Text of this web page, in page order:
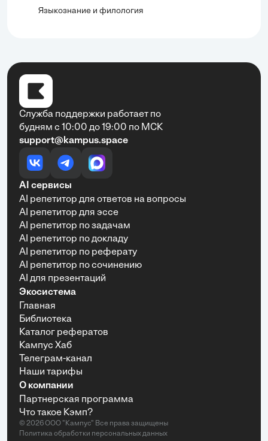
Языкознание и филология
Служба поддержки работает по
будням с 10:00 до 19:00 по МСК
support@kampus.space
AI сервисы
AI репетитор для ответов на вопросы
AI репетитор для эссе
AI репетитор по задачам
AI репетитор по докладу
AI репетитор по реферату
AI репетитор по сочинению
AI для презентаций
Экосистема
Главная
Библиотека
Каталог рефератов
Кампус Хаб
Телеграм-канал
Наши тарифы
О компании
Партнерская программа
Что такое Кэмп?
© 2026 ООО "Кампус" Все права защищены
Политика обработки персональных данных